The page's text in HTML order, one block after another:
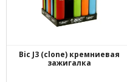
Bic J3 (clone) кремниевая
зажигалка